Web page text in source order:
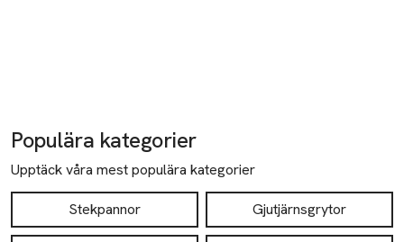
Populära kategorier
Upptäck våra mest populära kategorier
Stekpannor Gjutjärnsgrytor